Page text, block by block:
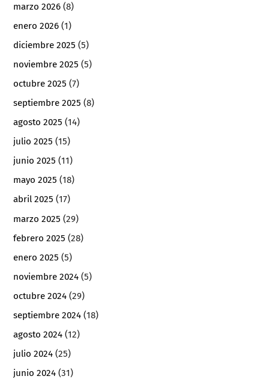
marzo 2026 (8)
enero 2026 (1)
diciembre 2025 (5)
noviembre 2025 (5)
octubre 2025 (7)
septiembre 2025 (8)
agosto 2025 (14)
julio 2025 (15)
junio 2025 (11)
mayo 2025 (18)
abril 2025 (17)
marzo 2025 (29)
febrero 2025 (28)
enero 2025 (5)
noviembre 2024 (5)
octubre 2024 (29)
septiembre 2024 (18)
agosto 2024 (12)
julio 2024 (25)
junio 2024 (31)